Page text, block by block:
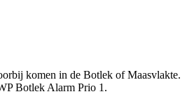
komen in de Botlek of Maasvlakte.
Botlek Alarm Prio 1.